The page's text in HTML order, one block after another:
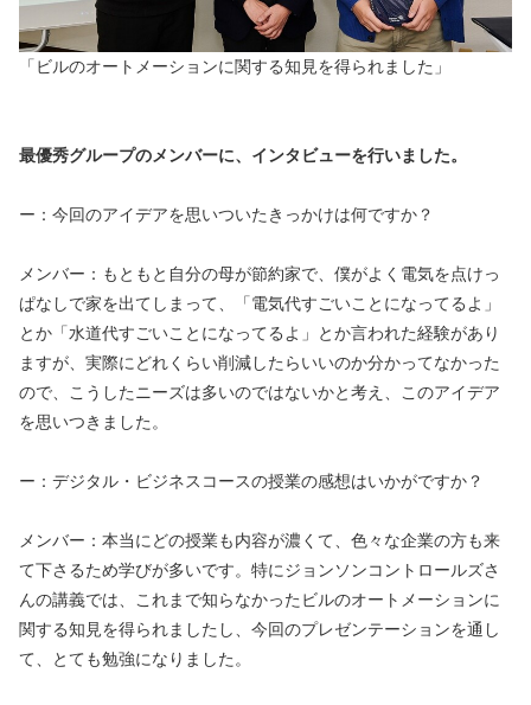
「ビルのオートメーションに関する知見を得られました」
最優秀グループのメンバーに、インタビューを行いました。
ー：今回のアイデアを思いついたきっかけは何ですか？
メンバー：もともと自分の母が節約家で、僕がよく電気を点けっ
ぱなしで家を出てしまって、「電気代すごいことになってるよ」
とか「水道代すごいことになってるよ」とか言われた経験があり
ますが、実際にどれくらい削減したらいいのか分かってなかった
ので、こうしたニーズは多いのではないかと考え、このアイデア
を思いつきました。
ー：デジタル・ビジネスコースの授業の感想はいかがですか？
メンバー：本当にどの授業も内容が濃くて、色々な企業の方も来
て下さるため学びが多いです。特にジョンソンコントロールズさ
んの講義では、これまで知らなかったビルのオートメーションに
関する知見を得られましたし、今回のプレゼンテーションを通し
て、とても勉強になりました。